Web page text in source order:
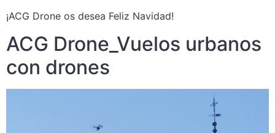
¡ACG Drone os desea Feliz Navidad!
ACG Drone_Vuelos urbanos
con drones